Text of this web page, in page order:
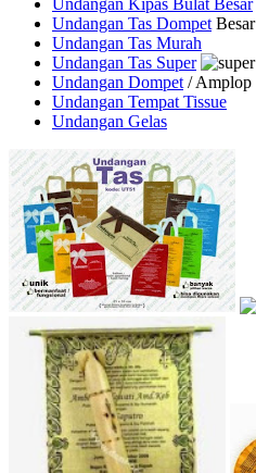
Undangan Kipas Bulat Besar
Undangan Tas Dompet Besar
Undangan Tas Murah
Undangan Tas Super
Undangan Dompet / Amplop
Undangan Tempat Tissue
Undangan Gelas